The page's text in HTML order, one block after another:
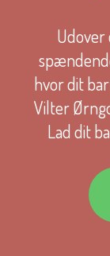
Udover
hvor dit
Vilter
Lad dit